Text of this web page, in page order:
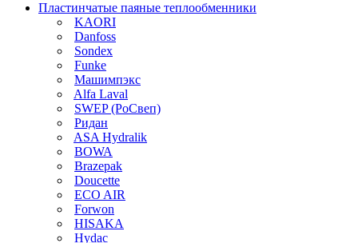
Пластинчатые паяные теплообменники
KAORI
Danfoss
Sondex
Funke
Машимпэкс
Alfa Laval
SWEP (РоСвеп)
Ридан
ASA Hydralik
BOWA
Brazepak
Doucette
ECO AIR
Forwon
HISAKA
Hydac